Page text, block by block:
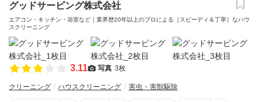
グッドサービング株式会社
エアコン・キッチン・浴室など｜業界歴20年以上のプロによる［スピーディ＆丁寧］なハウ
スクリーニング
3.11 写真 3枚
クリーニング ハウスクリーニング 害虫・害獣駆除